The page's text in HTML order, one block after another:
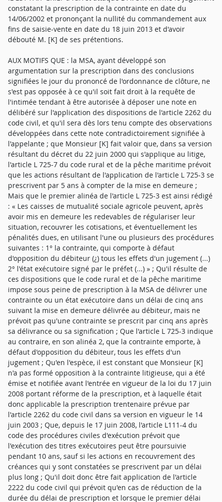
constatant la prescription de la contrainte en date du
14/06/2002 et prononçant la nullité du commandement aux
fins de saisie-vente en date du 18 juin 2013 et d'avoir
débouté M. [K] de ses prétentions.
AUX MOTIFS QUE : la MSA, ayant développé son
argumentation sur la prescription dans des conclusions
signifiées le jour du prononcé de l'ordonnance de clôture, ne
s'est pas opposée à ce qu'il soit fait droit à la requête de
l'intimée tendant à être autorisée à déposer une note en
délibéré sur l'application des dispositions de l'article 2262 du
code civil, et qu'il sera dès lors tenu compte des observations
développées dans cette note contradictoirement signifiée à
l'appelante ; que Monsieur [K] fait valoir que, dans sa version
résultant du décret du 22 juin 2000 qui s'applique au litige,
l'article L 725-7 du code rural et de la pêche maritime prévoit
que les actions résultant de l'application de l'article L 725-3 se
prescrivent par 5 ans à compter de la mise en demeure ;
Mais que le premier alinéa de l'article L 725-3 est ainsi rédigé
: « Les caisses de mutualité sociale agricole peuvent, après
avoir mis en demeure les redevables de régulariser leur
situation, recouvrer les cotisations, et éventuellement les
pénalités dues, en utilisant l'une ou plusieurs des procédures
suivantes : 1° la contrainte, qui comporte à défaut
d'opposition du débiteur (¿) tous les effets d'un jugement (...)
2° l'état exécutoire signé par le préfet (...) » ; Qu'il résulte de
ces dispositions que le code rural et de la pêche maritime
impose sous peine de prescription à la MSA de délivrer une
contrainte ou un état exécutoire dans un délai de cinq ans
suivant la mise en demeure délivrée au débiteur, mais ne
prévoit pas qu'une contrainte se prescrit par cinq ans après
sa délivrance ou sa signification ; Que l'article L 725-3 indique
au contraire, en son alinéa 2, que la contrainte emporte, à
défaut d'opposition du débiteur, tous les effets d'un
jugement ; Qu'en l'espèce, il est constant que Monsieur [K]
n'a pas formé opposition à la contrainte litigieuse, qui a été
émise et notifiée avant l'entrée en vigueur de la loi du 17 juin
2008 portant réforme de la prescription, et à laquelle était
donc applicable la prescription trentenaire prévue par
l'article 2262 du code civil dans sa version en vigueur le 14
juin 2003 ; Que, depuis le 17 juin 2008, l'article L111-4 du
code des procédures civiles d'exécution prévoit que
l'exécution des titres exécutoires peut être poursuivie
pendant 10 ans, sauf si les actions en recouvrement des
créances qui y sont constatées se prescrivent par un délai
plus long ; Qu'il doit donc être fait application de l'article
2222 du code civil qui prévoit qu'en cas de réduction de la
durée du délai de prescription et lorsque le premier délai